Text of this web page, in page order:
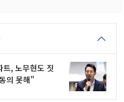
, 노무현도 짓
의 못해"